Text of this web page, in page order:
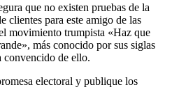
que no existen pruebas de la
clientes para este amigo de las
movimiento trumpista «Haz que
más conocido por sus siglas
de ello.
electoral y publique los